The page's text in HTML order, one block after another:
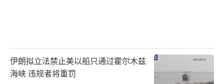
暴。（责任编辑：张蕾 TT0001）
伊朗拟立法禁止美以船只通过霍尔木兹
海峡 违规者将重罚